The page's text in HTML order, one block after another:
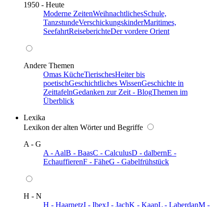
1950 - Heute
Moderne ZeitenWeihnachtlichesSchule,
TanzstundeVerschickungskinderMaritimes,
SeefahrtReiseberichteDer vordere Orient
Andere Themen
Omas KücheTierischesHeiter bis
poetischGeschichtliches WissenGeschichte in
ZeittafelnGedanken zur Zeit - BlogThemen im
Überblick
Lexika
Lexikon der alten Wörter und Begriffe
A - G
A - AalB - BaasC - CalculusD - dalbernE -
EchauffierenF - FäheG - Gabelfrühstück
H - N
H - HaarnetzI - IbexJ - JachK - KaapL - LaberdanM -